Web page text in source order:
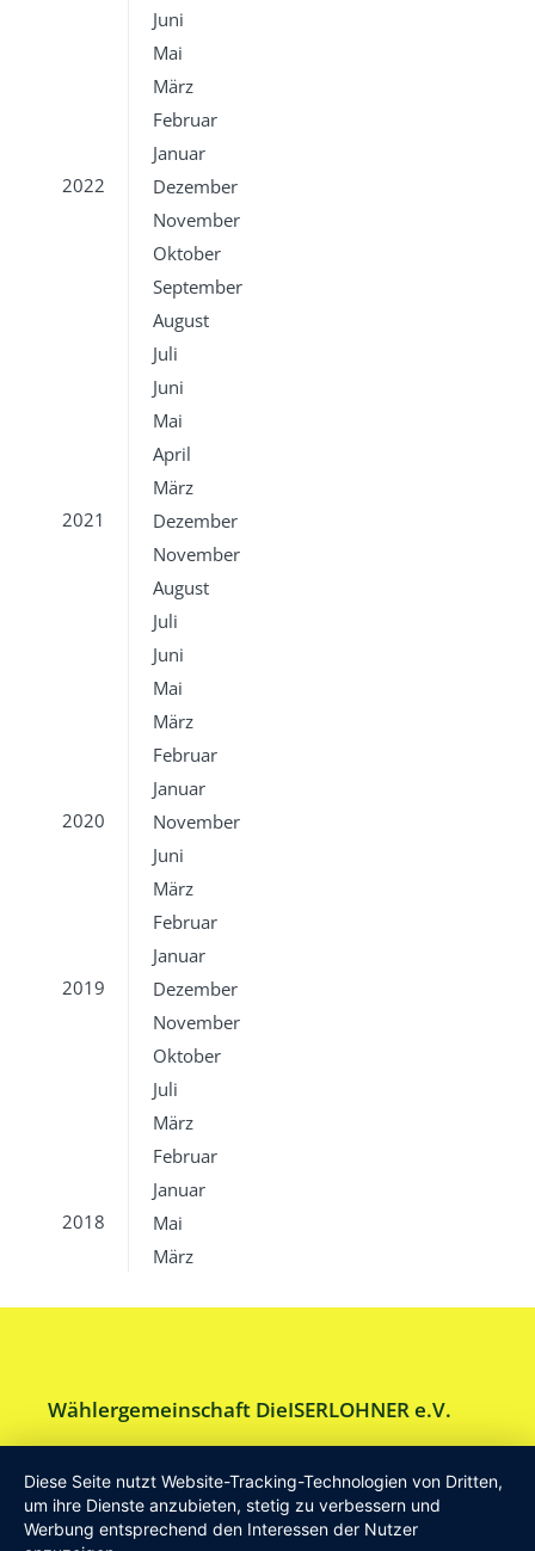
Juni
Mai
März
Februar
Januar
2022
Dezember
November
Oktober
September
August
Juli
Juni
Mai
April
März
2021
Dezember
November
August
Juli
Juni
Mai
März
Februar
Januar
2020
November
Juni
März
Februar
Januar
2019
Dezember
November
Oktober
Juli
März
Februar
Januar
2018
Mai
März
Wählergemeinschaft DieISERLOHNER e.V.
Am Drillenbusch 11 - 58638 Iserlohn
Tel:Geschäftsstelle 02371-9748599
E-Mail:info [at] DieISERLOHNER.de
Diese Seite nutzt Website-Tracking-Technologien von Dritten,
um ihre Dienste anzubieten, stetig zu verbessern und
Werbung entsprechend den Interessen der Nutzer